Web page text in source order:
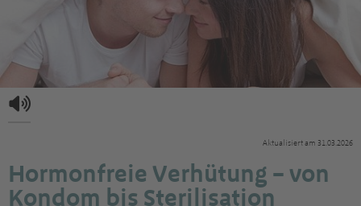
Aktualisiert am 31.03.2026
Hormonfreie Verhütung – von
Kondom bis Sterilisation